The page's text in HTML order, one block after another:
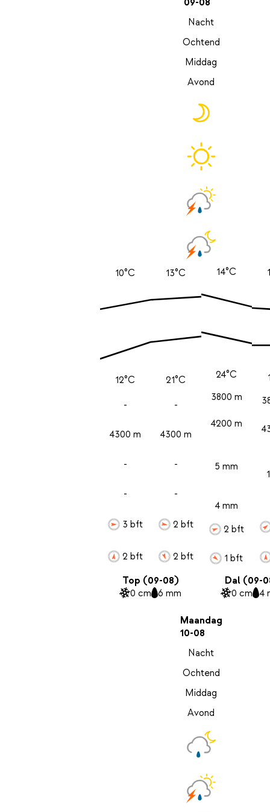
09-08
Nacht
Ochtend
Middag
Avond
10°C
12°C
-
4300 m
-
-
3 bft
2 bft
13°C
21°C
-
4300 m
-
-
2 bft
2 bft
14°C
24°C
3800 m
4200 m
5 mm
4 mm
2 bft
1 bft
Top (09-08)
0 cm 6 mm
Dal (09-
0 cm 4
Maandag
10-08
Nacht
Ochtend
Middag
Avond